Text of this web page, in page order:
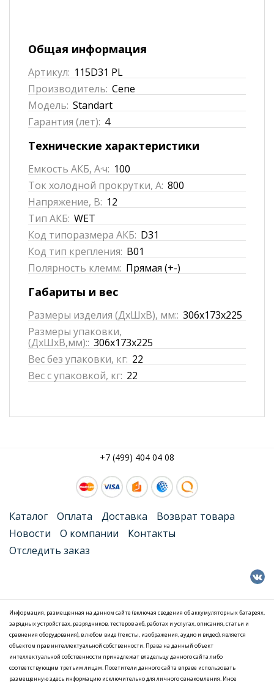
Общая информация
Артикул: 115D31 PL
Производитель: Cene
Модель: Standart
Гарантия (лет): 4
Технические характеристики
Емкость АКБ, А·ч: 100
Ток холодной прокрутки, А: 800
Напряжение, В: 12
Тип АКБ: WET
Код типоразмера АКБ: D31
Код тип крепления: B01
Полярность клемм: Прямая (+-)
Габариты и вес
Размеры изделия (ДхШхВ), мм:: 306x173x225
Размеры упаковки,
(ДхШхВ,мм):: 306x173x225
Вес без упаковки, кг: 22
Вес с упаковкой, кг: 22
+7 (499) 404 04 08
Каталог Оплата Доставка
Возврат товара
Новости
О компании
Контакты
Отследить заказ
Информация, размещенная на данном сайте (включая сведения об аккумуляторных батареях,
зарядных устройствах, разрядников, тестеров акб, работах и услугах, описания, статьи и
сравнения оборудования), в любом виде (тексты, изображения, аудио и видео), является
объектом прав интеллектуальной собственности. Права на данный объект
интеллектуальной собственности принадлежат владельцу данного сайта либо
соответствующим третьим лицам. Посетители данного сайта вправе использовать
размещенную здесь информацию исключительно для личного ознакомления. Иное